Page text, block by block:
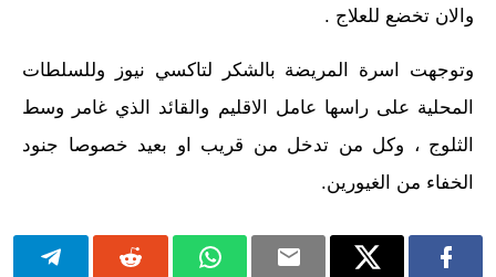
والان تخضع للعلاج .
وتوجهت اسرة المريضة بالشكر لتاكسي نيوز وللسلطات
المحلية على راسها عامل الاقليم والقائد الذي غامر وسط
الثلوج ، وكل من تدخل من قريب او بعيد خصوصا جنود
الخفاء من الغيورين.